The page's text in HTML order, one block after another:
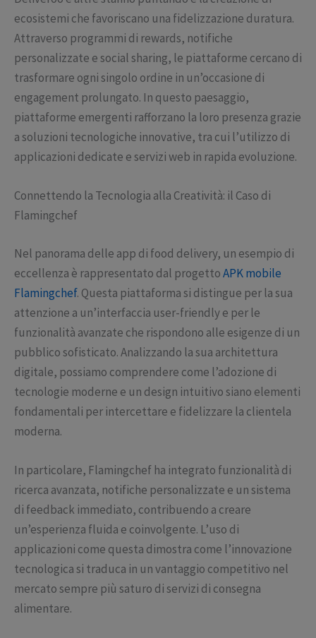
ecosistemi che favoriscano una fidelizzazione duratura.
Attraverso programmi di rewards, notifiche
personalizzate e social sharing, le piattaforme cercano di
trasformare ogni singolo ordine in un’occasione di
engagement prolungato. In questo paesaggio,
piattaforme emergenti rafforzano la loro presenza grazie
a soluzioni tecnologiche innovative, tra cui l’utilizzo di
applicazioni dedicate e servizi web in rapida evoluzione.
Connettendo la Tecnologia alla Creatività: il Caso di
Flamingchef
Nel panorama delle app di food delivery, un esempio di
eccellenza è rappresentato dal progettoAPK mobile
Flamingchef. Questa piattaforma si distingue per la sua
attenzione a un’interfaccia user-friendly e per le
funzionalità avanzate che rispondono alle esigenze di un
pubblico sofisticato. Analizzando la sua architettura
digitale, possiamo comprendere come l’adozione di
tecnologie moderne e un design intuitivo siano elementi
fondamentali per intercettare e fidelizzare la clientela
moderna.
In particolare, Flamingchef ha integrato funzionalità di
ricerca avanzata, notifiche personalizzate e un sistema
di feedback immediato, contribuendo a creare
un’esperienza fluida e coinvolgente. L’uso di
applicazioni come questa dimostra come l’innovazione
tecnologica si traduca in un vantaggio competitivo nel
mercato sempre più saturo di servizi di consegna
alimentare.